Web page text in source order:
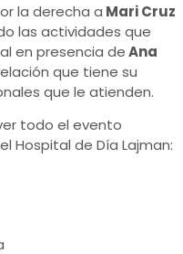
la derecha a Mari Cruz
las actividades que
en presencia deAna
que tiene su
que le atienden.
todo el evento
Hospital de Día Lajman: